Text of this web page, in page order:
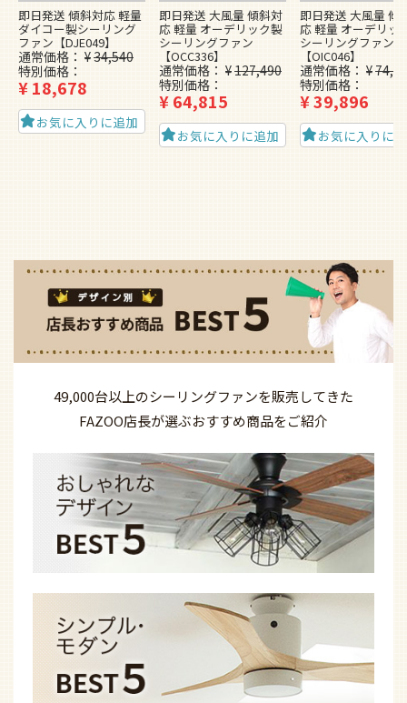
即日発送 傾斜対応 軽量
ダイコー製シーリング
ファン【DJE049】
通常価格 ¥34,540
特別価格
¥18,678
お気に入りに追加
即日発送 大風量 傾斜対
応 軽量 オーデリック製
シーリングファン
【OCC336】
通常価格 ¥127,490
特別価格
¥64,815
お気に入りに追加
即日発送 大風量 傾
応 軽量 オーデリッ
シーリングファン
【OIC046】
通常価格 ¥
特別価格
¥39,896
お気に入りに
49,000台以上のシーリングファンを販売してきた
FAZOO店長が選ぶおすすめ商品をご紹介